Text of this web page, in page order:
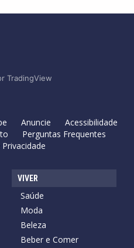
TradingView
Anuncie
Acessibilidade
Perguntas Frequentes
VIVER
Saúde
Moda
Beleza
Beber e Comer